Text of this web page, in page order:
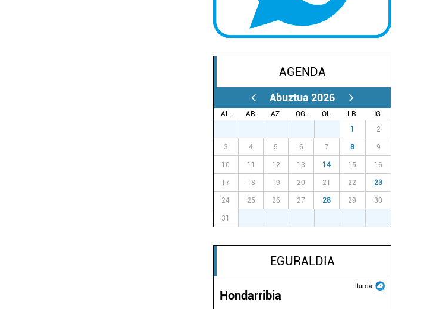
AGENDA
Abuztua 2026
AL. AR. AZ. OG. OL. LR.
IG.
1 2
3 4 5 6 7 8 9
10 11 12 13 14 15 16
17 18 19 20 21 22 23
24 25 26 27 28 29 30
31
EGURALDIA
Iturria:
Hondarribia